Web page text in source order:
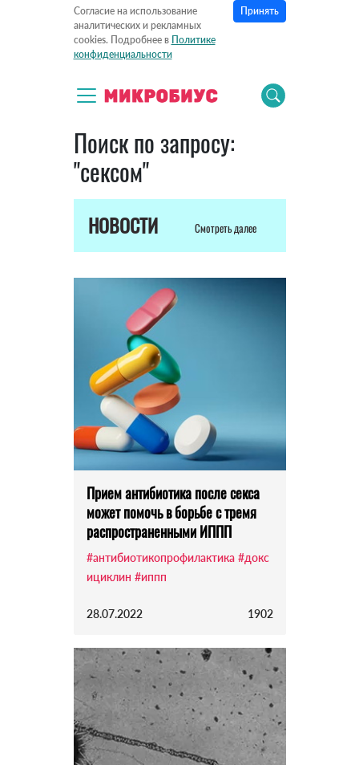
Согласие на использование
аналитических и рекламных
cookies. Подробнее в Политике
конфиденциальности
Принять
Поиск по запросу:
"сексом"
НОВОСТИ Смотреть далее
Прием антибиотика после секса
может помочь в борьбе с тремя
распространенными ИППП
#антибиотикопрофилактика #докс
ициклин #иппп
28.07.2022 1902